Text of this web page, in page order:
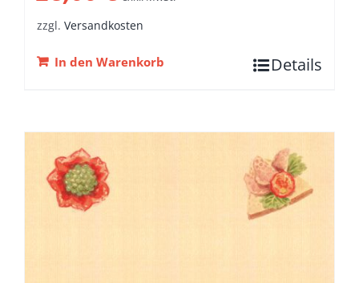
zzgl. Versandkosten
In den Warenkorb Details